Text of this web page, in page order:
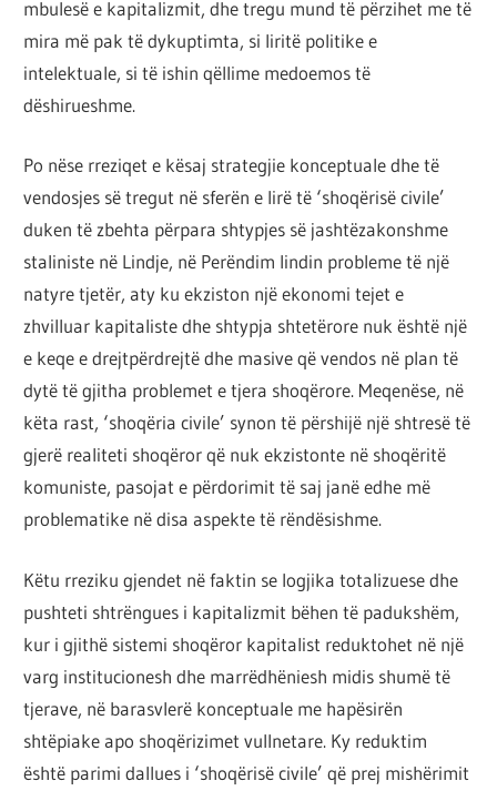
mbulesë e kapitalizmit, dhe tregu mund të përzihet me të
mira më pak të dykuptimta, si liritë politike e
intelektuale, si të ishin qëllime medoemos të
dëshirueshme.
Po nëse rreziqet e kësaj strategjie konceptuale dhe të
vendosjes së tregut në sferën e lirë të ‘shoqërisë civile’
duken të zbehta përpara shtypjes së jashtëzakonshme
staliniste në Lindje, në Perëndim lindin probleme të një
natyre tjetër, aty ku ekziston një ekonomi tejet e
zhvilluar kapitaliste dhe shtypja shtetërore nuk është një
e keqe e drejtpërdrejtë dhe masive që vendos në plan të
dytë të gjitha problemet e tjera shoqërore. Meqenëse, në
këta rast, ‘shoqëria civile’ synon të përshijë një shtresë të
gjerë realiteti shoqëror që nuk ekzistonte në shoqëritë
komuniste, pasojat e përdorimit të saj janë edhe më
problematike në disa aspekte të rëndësishme.
Këtu rreziku gjendet në faktin se logjika totalizuese dhe
pushteti shtrëngues i kapitalizmit bëhen të padukshëm,
kur i gjithë sistemi shoqëror kapitalist reduktohet në një
varg institucionesh dhe marrëdhëniesh midis shumë të
tjerave, në barasvlerë konceptuale me hapësirën
shtëpiake apo shoqërizimet vullnetare. Ky reduktim
është parimi dallues i ‘shoqërisë civile’ që prej mishërimit